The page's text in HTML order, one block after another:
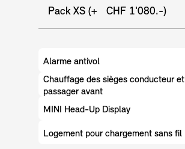
Pack XS (+ CHF 1'080.-)
Alarme antivol
Chauffage des sièges conducteur et
passager avant
MINI Head-Up Display
Logement pour chargement sans fil